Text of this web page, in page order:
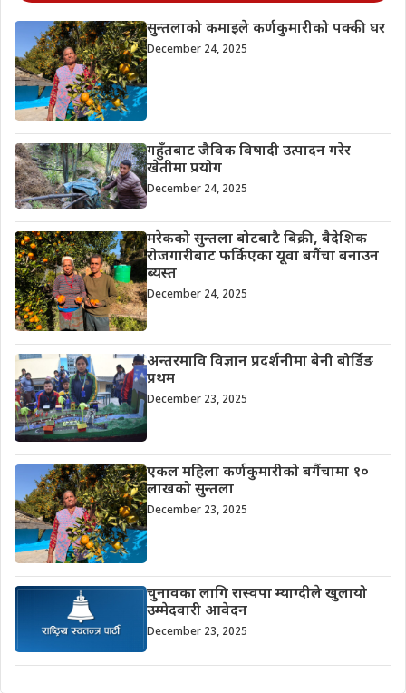
सुन्तलाको कमाइले कर्णकुमारीको पक्की घर
December 24, 2025
गहुँतबाट जैविक विषादी उत्पादन गरेर
खेतीमा प्रयोग
December 24, 2025
मरेकको सुन्तला बोटबाटै बिक्री, बैदेशिक
रोजगारीबाट फर्किएका यूवा बगैंचा बनाउन
ब्यस्त
December 24, 2025
अन्तरमावि विज्ञान प्रदर्शनीमा बेनी बोर्डिङ
प्रथम
December 23, 2025
एकल महिला कर्णकुमारीको बगैंचामा १०
लाखको सुन्तला
December 23, 2025
चुनावका लागि रास्वपा म्याग्दीले खुलायो
उम्मेदवारी आवेदन
December 23, 2025